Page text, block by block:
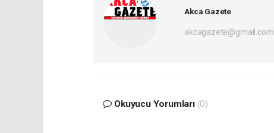
Akca Gazete
akcagazete@gmail.com
Okuyucu Yorumları (0)